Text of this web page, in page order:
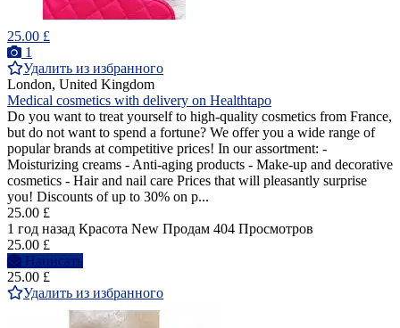
25.00 £
1
Удалить из избранного
London, United Kingdom
Medical cosmetics with delivery on Healthtapo
Do you want to treat yourself to high-quality cosmetics from France,
but do not want to spend a fortune? We offer you a wide range of
popular brands at competitive prices! In our assortment: -
Moisturizing creams - Anti-aging products - Make-up and decorative
cosmetics - Hair and nail care Prices that will pleasantly surprise
you! Discounts of up to 30% on p...
25.00 £
1 год назад Красота New Продам 404 Просмотров
25.00 £
Написать
25.00 £
Удалить из избранного